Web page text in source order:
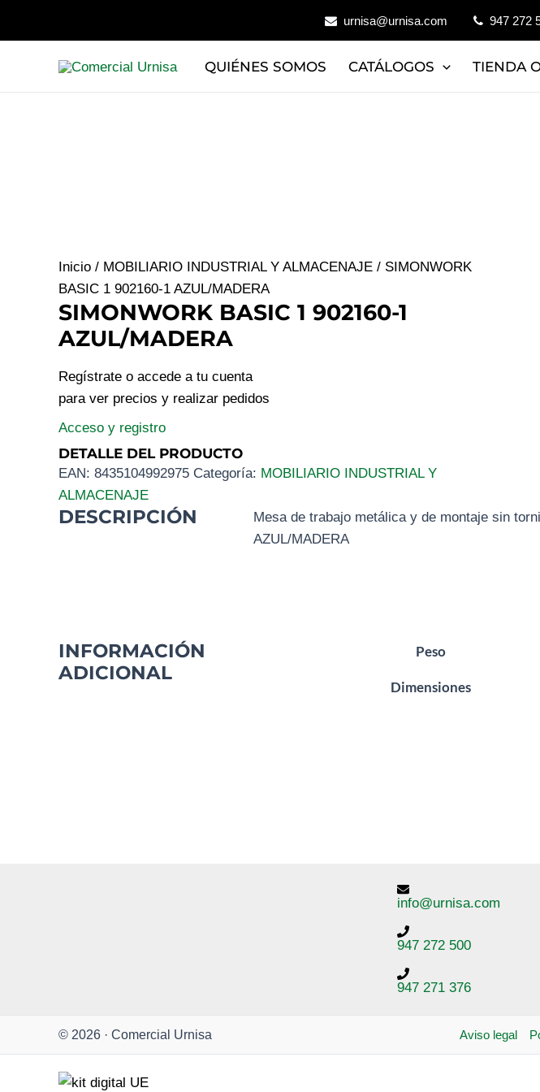
urnisa@urnisa.com 947 272
QUIÉNES SOMOS CATÁLOGOS TIENDA
Inicio / MOBILIARIO INDUSTRIAL Y ALMACENAJE / SIMONWORK
BASIC 1 902160-1 AZUL/MADERA
SIMONWORK BASIC 1 902160-1
AZUL/MADERA
Regístrate o accede a tu cuenta
para ver precios y realizar pedidos
Acceso y registro
DETALLE DEL PRODUCTO
EAN: 8435104992975 Categoría: MOBILIARIO INDUSTRIAL Y
ALMACENAJE
DESCRIPCIÓN
Mesa de trabajo metálica y de montaje sin
AZUL/MADERA
INFORMACIÓN
ADICIONAL
Peso
Dimensiones
info@urnisa.com
947 272 500
947 271 376
© 2026 · Comercial Urnisa Aviso legal